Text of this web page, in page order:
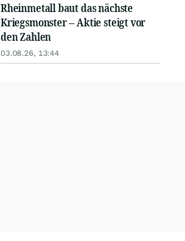
Rheinmetall baut das nächste
Kriegsmonster – Aktie steigt vor
den Zahlen
03.08.26, 13:44